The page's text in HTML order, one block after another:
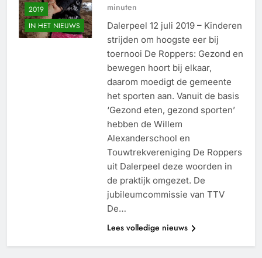
2019
IN HET NIEUWS
minuten
Dalerpeel 12 juli 2019 – Kinderen
strijden om hoogste eer bij
toernooi De Roppers: Gezond en
bewegen hoort bij elkaar,
daarom moedigt de gemeente
het sporten aan. Vanuit de basis
‘Gezond eten, gezond sporten’
hebben de Willem
Alexanderschool en
Touwtrekvereniging De Roppers
uit Dalerpeel deze woorden in
de praktijk omgezet. De
jubileumcommissie van TTV
De…
Lees volledige nieuws